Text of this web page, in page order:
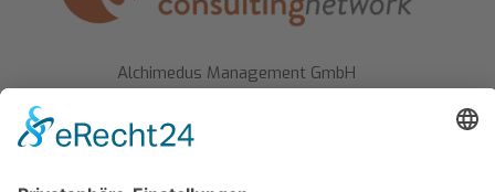
Alchimedus Management GmbH
90491 Nürnberg
sekretariat(at)alchimedus.com